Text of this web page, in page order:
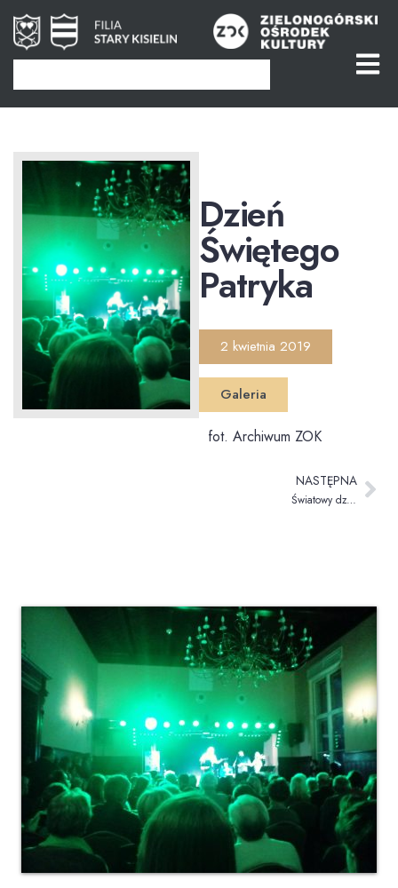
Dzień
Świętego
Patryka
2 kwietnia 2019
Galeria
fot. Archiwum ZOK
NASTĘPNA
Światowy dzień spokoju wewnętrznego